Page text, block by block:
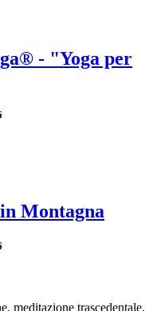
- "Yoga per
Montagna
meditazione trascedentale,